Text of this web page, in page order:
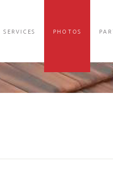
SERVICES PHOTOS